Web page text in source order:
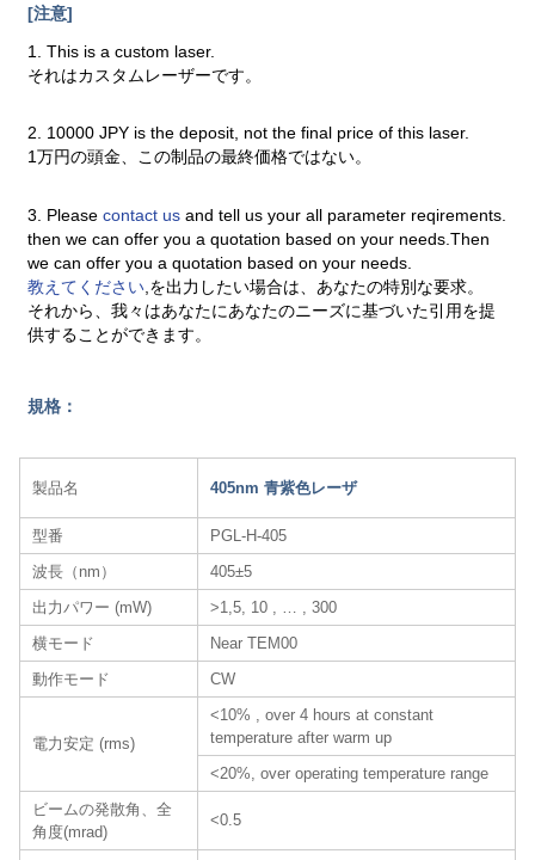
[注意]
1. This is a custom laser.
それはカスタムレーザーです。
2. 10000 JPY is the deposit, not the final price of this laser.
1万円の頭金、この制品の最終価格ではない。
3. Pleasecontact usand tell us your all parameter reqirements.
then we can offer you a quotation based on your needs.Then
we can offer you a quotation based on your needs.
教えてください ,を出力したい場合は、あなたの特別な要求。
それから、我々はあなたにあなたのニーズに基づいた引用を提
供することができます。
規格：
製品名 405nm 青紫色レーザ
型番
PGL-H-405
波長（nm）
405±5
出力パワー (mW)
>1,5, 10 , … , 300
横モード
Near TEM00
動作モード
CW
電力安定 (rms)
<10% , over 4 hours at constant
temperature after warm up
<20%, over operating temperature range
ビームの発散角、全
角度(mrad)
<0.5